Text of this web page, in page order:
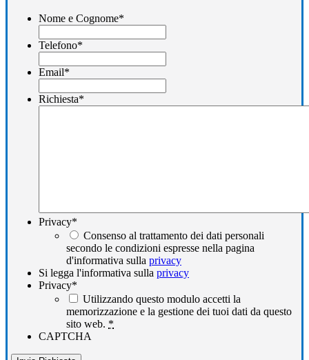
Nome e Cognome*
Telefono*
Email*
Richiesta*
Privacy*
Consenso al trattamento dei dati personali
secondo le condizioni espresse nella pagina
d'informativa sulla privacy
Si legga l'informativa sulla privacy
Privacy*
Utilizzando questo modulo accetti la
memorizzazione e la gestione dei tuoi dati da questo
sito web. *
CAPTCHA